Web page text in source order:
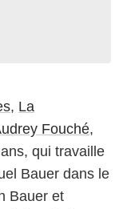
, La
Fouché,
qui travaille
Bauer dans le
Bauer et